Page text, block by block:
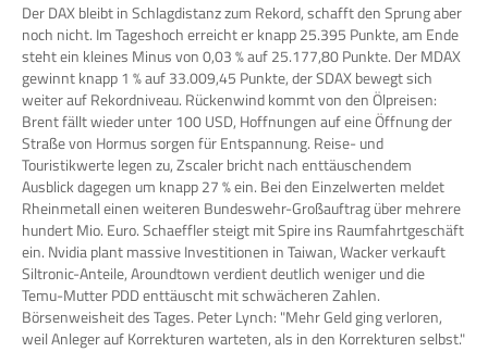
Der DAX bleibt in Schlagdistanz zum Rekord, schafft den Sprung aber
noch nicht. Im Tageshoch erreicht er knapp 25.395 Punkte, am Ende
steht ein kleines Minus von 0,03 % auf 25.177,80 Punkte. Der MDAX
gewinnt knapp 1 % auf 33.009,45 Punkte, der SDAX bewegt sich
weiter auf Rekordniveau. Rückenwind kommt von den Ölpreisen:
Brent fällt wieder unter 100 USD, Hoffnungen auf eine Öffnung der
Straße von Hormus sorgen für Entspannung. Reise- und
Touristikwerte legen zu, Zscaler bricht nach enttäuschendem
Ausblick dagegen um knapp 27 % ein. Bei den Einzelwerten meldet
Rheinmetall einen weiteren Bundeswehr-Großauftrag über mehrere
hundert Mio. Euro. Schaeffler steigt mit Spire ins Raumfahrtgeschäft
ein. Nvidia plant massive Investitionen in Taiwan, Wacker verkauft
Siltronic-Anteile, Aroundtown verdient deutlich weniger und die
Temu-Mutter PDD enttäuscht mit schwächeren Zahlen.
Börsenweisheit des Tages. Peter Lynch: "Mehr Geld ging verloren,
weil Anleger auf Korrekturen warteten, als in den Korrekturen selbst."